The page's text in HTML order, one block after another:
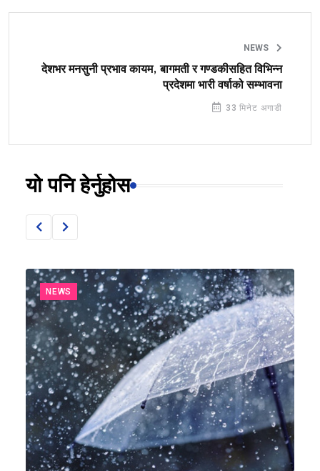
NEWS
देशभर मनसुनी प्रभाव कायम, बागमती र गण्डकीसहित विभिन्न
प्रदेशमा भारी वर्षाको सम्भावना
33 मिनेट अगाडी
यो पनि हेर्नुहोस
NEWS